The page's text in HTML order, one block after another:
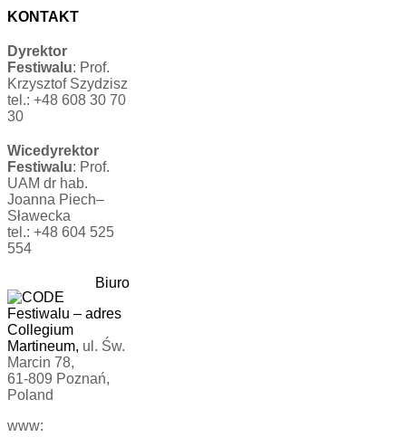
KONTAKT
Dyrektor
Festiwalu: Prof.
Krzysztof Szydzisz
tel.: +48 608 30 70
30
Wicedyrektor
Festiwalu: Prof.
UAM dr hab.
Joanna Piech–
Sławecka
tel.: +48 604 525
554
Biuro
Festiwalu – adres
Collegium
Martineum, ul. Św.
Marcin 78,
61-809 Poznań,
Poland
www: